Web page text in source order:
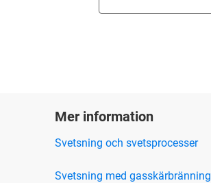
Mer information
Svetsning och svetsprocesser
Svetsning med gasskärbränning